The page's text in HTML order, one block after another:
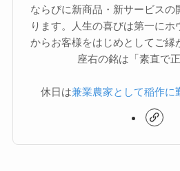
ならびに新商品・新サービスの
ります。人生の喜びは第一に
からお客様をはじめとしてご縁
座右の銘は「素直で正
休日は兼業農家として稲作に